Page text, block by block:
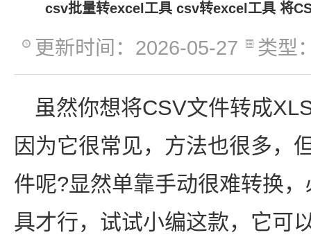
csv批量转excel工具 csv转excel工具 将
更新时间：2026-05-27 类型
虽然你想将CSV文件转成
因为它很常见，方法也很多，
件呢?显然单靠手动很难转换
具才行，试试小编这款，它可